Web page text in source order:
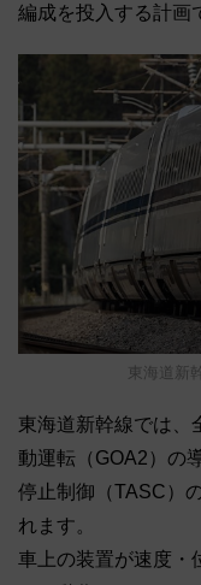
編成を投入する計画
東海道新
東海道新幹線では、
動運転（GOA2）の
停止制御（TASC）
れます。
車上の装置が速度・